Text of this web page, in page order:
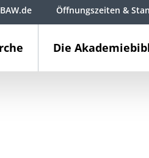
Die
Öffnungszeiten &